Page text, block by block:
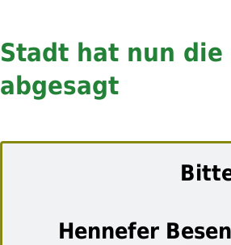
Stadt hat nun
abgesagt
Hennefer